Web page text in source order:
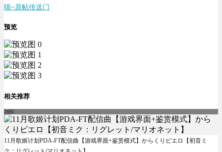
喵~原帖传送门
预览
相关推荐
2435
11月歌姬计划PDA-FT配信曲【游戏界面+鉴赏模式】からくりピエロ【初音ミ